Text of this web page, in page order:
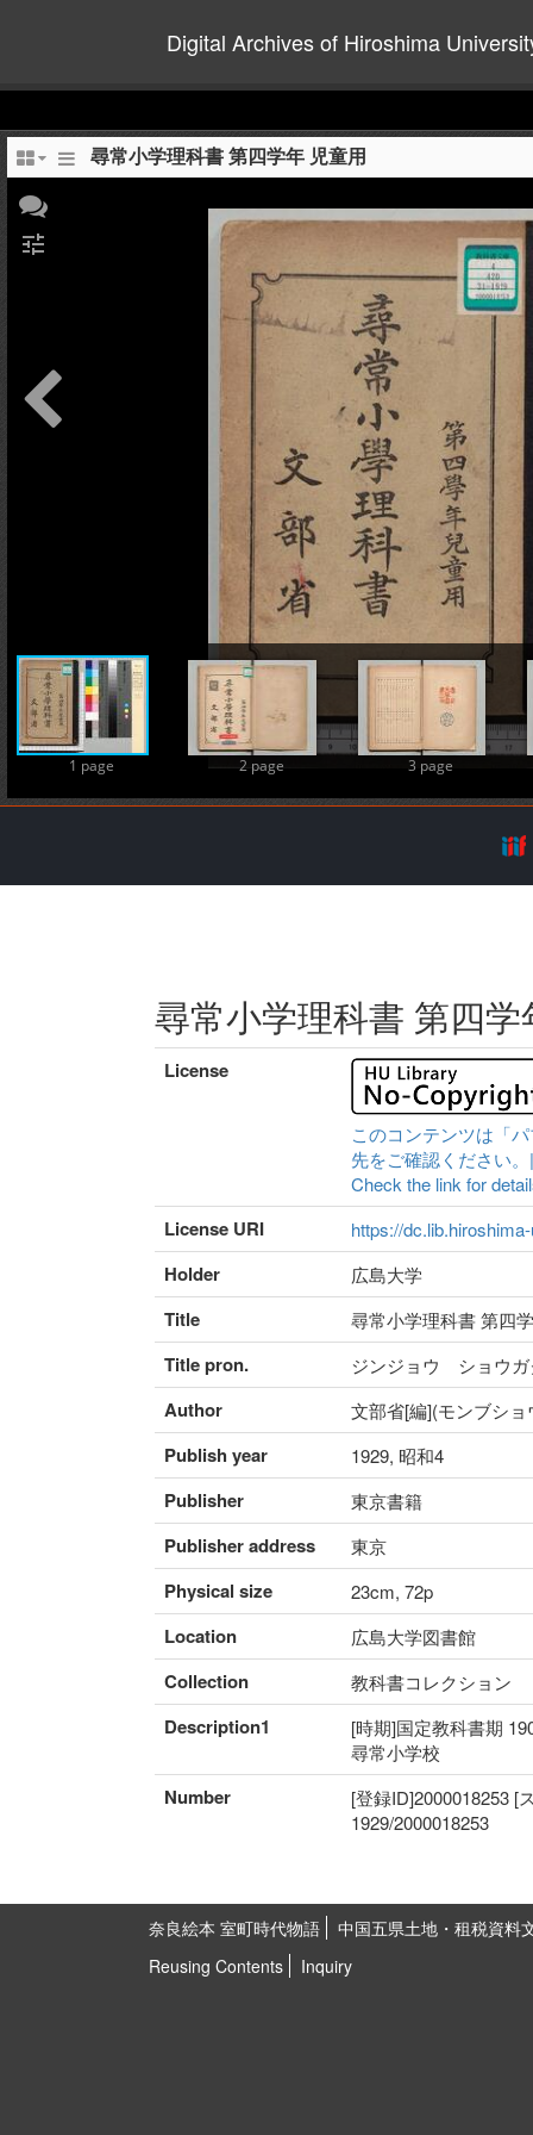
Digital Archives of Hiroshima
尋常小学理科書 第四学年 児童用
1 page 2 page 3 page
tune
尋常小学理科書 第四
License
このコンテンツは「
先をご確認ください
Check the link for
License URI https://
Holder 広島大学
Title 尋常小学理科書 第四
Title pron. ジンジョウ ショウ
Author 文部省[編](モンブショ
Publish year 1929, 昭和4
Publisher 東京書籍
Publisher address 東京
Physical size 23cm, 72p
Location 広島大学図書館
Collection 教科書コレクション
Description1
[時期]国定教科書期
尋常小学校
Number
[登録ID]2000018253 [
1929/2000018253
奈良絵本 室町時代物語
中国五県土地・租税資料
Reusing Contents
Inquiry